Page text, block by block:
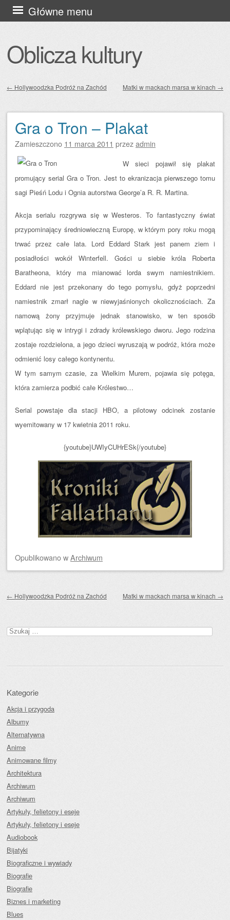
Oblicza kultury
Główne menu
Przejdź
do
← Hollywoodzka Podróż na Zachód Matki w mackach marsa w kinach →
Gra o Tron – Plakat
Zamieszczono 11 marca 2011 przezadmin
W sieci pojawił się plakat
promujący serial Gra o Tron. Jest to ekranizacja pierwszego tomu
sagi Pieśń Lodu i Ognia autorstwa George’a R. R. Martina.
Akcja serialu rozgrywa się w Westeros. To fantastyczny świat
przypominający średniowieczną Europę, w którym pory roku mogą
trwać przez całe lata. Lord Eddard Stark jest panem ziem i
posiadłości wokół Winterfell. Gości u siebie króla Roberta
Baratheona, który ma mianować lorda swym namiestnikiem.
Eddard nie jest przekonany do tego pomysłu, gdyż poprzedni
namiestnik zmarł nagle w niewyjaśnionych okolicznościach. Za
namową żony przyjmuje jednak stanowisko, w ten sposób
wplątując się w intrygi i zdrady królewskiego dworu. Jego rodzina
zostaje rozdzielona, a jego dzieci wyruszają w podróż, która może
odmienić losy całego kontynentu.
W tym samym czasie, za Wielkim Murem, pojawia się potęga,
która zamierza podbić całe Królestwo…
Serial powstaje dla stacji HBO, a pilotowy odcinek zostanie
wyemitowany w 17 kwietnia 2011 roku.
{youtube}UWIyCUHrESk{/youtube}
OpublikowanowArchiwum
← Hollywoodzka Podróż na Zachód Matki w mackach marsa w kinach →
Szukaj:
Kategorie
Akcja i przygoda
Albumy
Alternatywna
Anime
Animowane filmy
Architektura
Archiwum
Archiwum
Artykuły, felietony i eseje
Artykuły, felietony i eseje
Audiobook
Bijatyki
Biograficzne i wywiady
Biografie
Biografie
Biznes i marketing
Blues